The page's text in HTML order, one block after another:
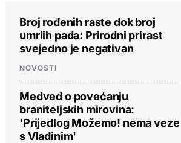
Broj rođenih raste dok broj
umrlih pada: Prirodni prirast
svejedno je negativan
NOVOSTI
Medved o povećanju
braniteljskih mirovina:
'Prijedlog Možemo! nema veze
s Vladinim'